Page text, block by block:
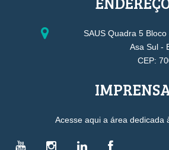
SAUS Quadra 5
Asa Sul -
CEP:
Acesse aqui a área dedicada